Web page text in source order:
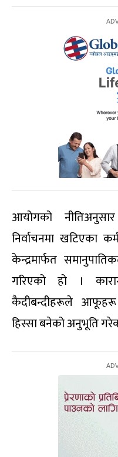
आयोगको
निर्वाचनमा खटिएका
केन्द्रमार्फत
गरिएको हो ।
कैदीबन्दीहरूले आफूहरू
हिस्सा बनेको अनुभूति